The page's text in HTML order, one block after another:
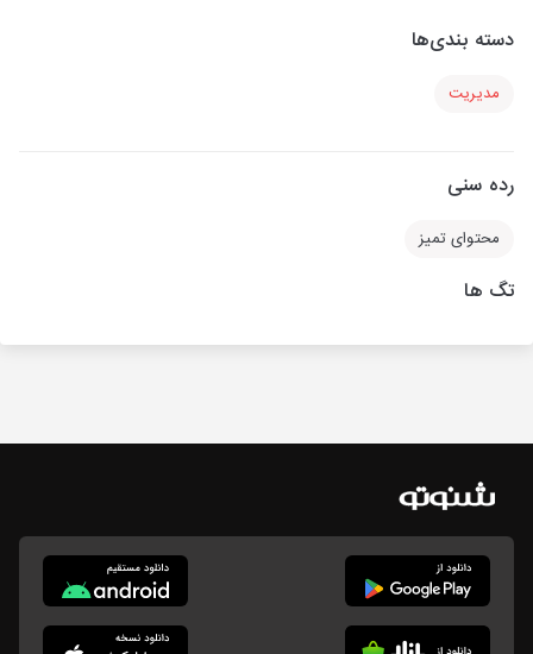
دسته بندی‌ها
مدیریت
رده سنی
محتوای تمیز
تگ ها